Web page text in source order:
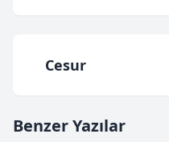
Cesur
Benzer Yazılar